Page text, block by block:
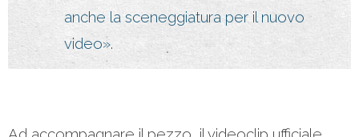
anche la sceneggiatura per il nuovo
video».